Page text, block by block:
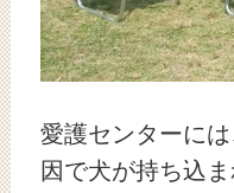
愛護センターに
因で犬が持ち込